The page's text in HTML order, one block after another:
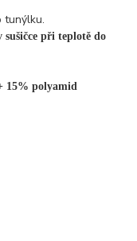
tunýlku.
sušičce při teplotě do
15% polyamid